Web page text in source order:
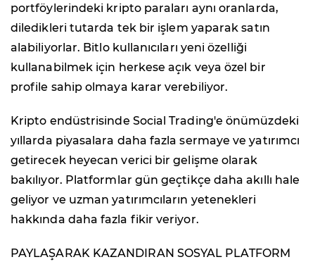
portföylerindeki kripto paraları aynı oranlarda,
diledikleri tutarda tek bir işlem yaparak satın
alabiliyorlar. Bitlo kullanıcıları yeni özelliği
kullanabilmek için herkese açık veya özel bir
profile sahip olmaya karar verebiliyor.
Kripto endüstrisinde Social Trading'e önümüzdeki
yıllarda piyasalara daha fazla sermaye ve yatırımcı
getirecek heyecan verici bir gelişme olarak
bakılıyor. Platformlar gün geçtikçe daha akıllı hale
geliyor ve uzman yatırımcıların yetenekleri
hakkında daha fazla fikir veriyor.
PAYLAŞARAK KAZANDIRAN SOSYAL PLATFORM